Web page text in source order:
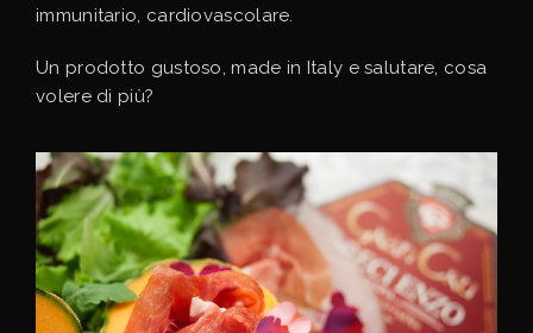
immunitario, cardiovascolare.
Un prodotto gustoso, made in Italy e salutare, cosa
volere di più?